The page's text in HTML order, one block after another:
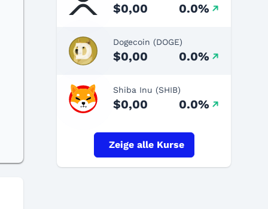
$0,00 0.0%
Dogecoin (DOGE)
$0,00 0.0%
Shiba Inu (SHIB)
$0,00 0.0%
Zeige alle Kurse